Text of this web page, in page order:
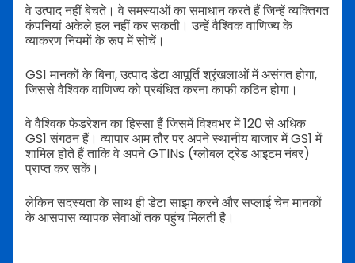
वे उत्पाद नहीं बेचते। वे समस्याओं का समाधान करते हैं जिन्हें व्यक्तिगत
कंपनियां अकेले हल नहीं कर सकती। उन्हें वैश्विक वाणिज्य के
व्याकरण नियमों के रूप में सोचें।
GS1 मानकों के बिना, उत्पाद डेटा आपूर्ति श्रृंखलाओं में असंगत होगा,
जिससे वैश्विक वाणिज्य को प्रबंधित करना काफी कठिन होगा।
वे वैश्विक फेडरेशन का हिस्सा हैं जिसमें विश्वभर में 120 से अधिक
GS1 संगठन हैं। व्यापार आम तौर पर अपने स्थानीय बाजार में GS1 में
शामिल होते हैं ताकि वे अपने GTINs (ग्लोबल ट्रेड आइटम नंबर)
प्राप्त कर सकें।
लेकिन सदस्यता के साथ ही डेटा साझा करने और सप्लाई चेन मानकों
के आसपास व्यापक सेवाओं तक पहुंच मिलती है।